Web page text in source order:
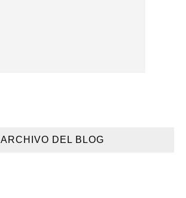
ARCHIVO DEL BLOG